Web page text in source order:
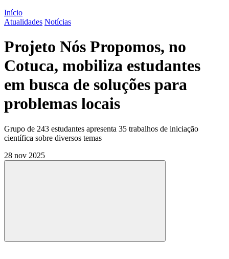
Início
Atualidades Notícias
Projeto Nós Propomos, no
Cotuca, mobiliza estudantes
em busca de soluções para
problemas locais
Grupo de 243 estudantes apresenta 35 trabalhos de iniciação
científica sobre diversos temas
28 nov 2025
Compartilhar